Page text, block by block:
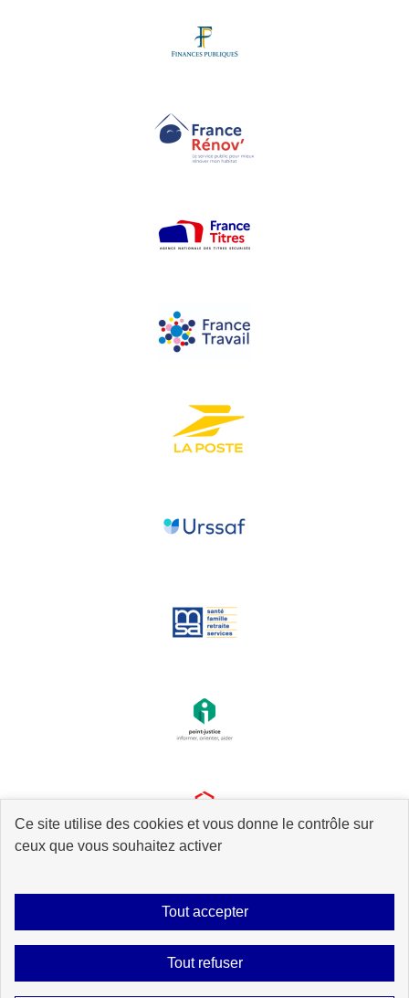
Ce site utilise des cookies et vous donne le contrôle sur
ceux que vous souhaitez activer
Tout accepter
Tout refuser
Plan du site Accessibilité : partiellement conforme Mentions légales
Gestion des cookies